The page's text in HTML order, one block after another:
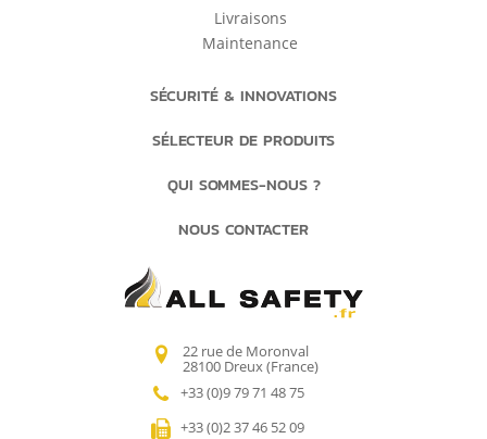
Livraisons
Maintenance
SÉCURITÉ & INNOVATIONS
SÉLECTEUR DE PRODUITS
QUI SOMMES-NOUS ?
NOUS CONTACTER
22 rue de Moronval
28100 Dreux (France)
+33 (0)9 79 71 48 75
+33 (0)2 37 46 52 09